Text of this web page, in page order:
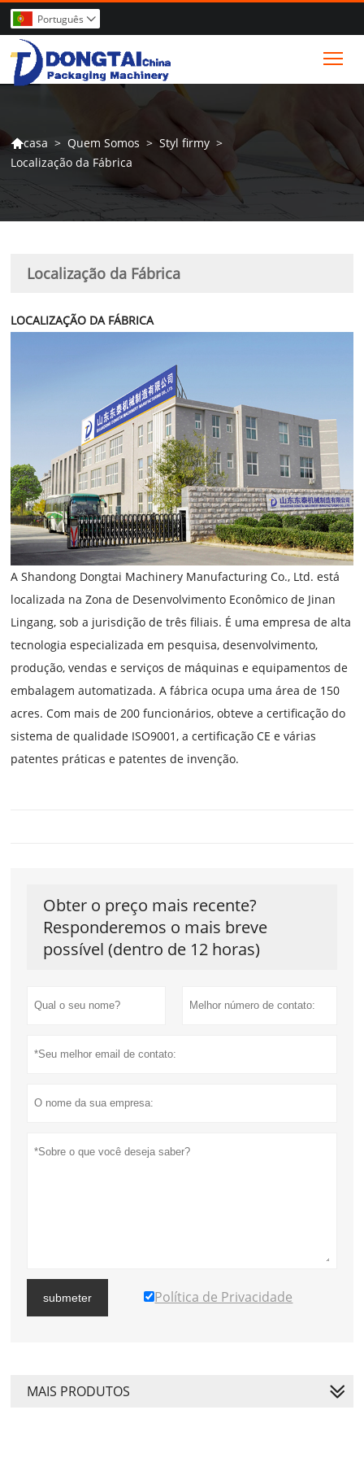
Português 
casa > Quem Somos > Styl firmy >
Localização da Fábrica
Localização da Fábrica
LOCALIZAÇÃO DA FÁBRICA
A Shandong Dongtai Machinery Manufacturing Co., Ltd. está
localizada na Zona de Desenvolvimento Econômico de Jinan
Lingang, sob a jurisdição de três filiais. É uma empresa de alta
tecnologia especializada em pesquisa, desenvolvimento,
produção, vendas e serviços de máquinas e equipamentos de
embalagem automatizada. A fábrica ocupa uma área de 150
acres. Com mais de 200 funcionários, obteve a certificação do
sistema de qualidade ISO9001, a certificação CE e várias
patentes práticas e patentes de invenção.
Obter o preço mais recente?
Responderemos o mais breve
possível (dentro de 12 horas)
submeter Política de Privacidade
MAIS PRODUTOS